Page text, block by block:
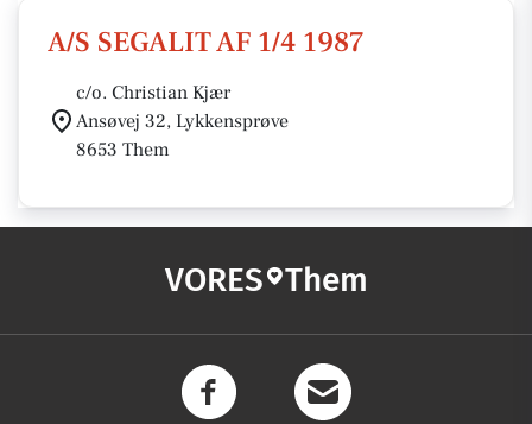
A/S SEGALIT AF 1/4 1987
c/o. Christian Kjær
Ansøvej 32, Lykkensprøve
8653 Them
VORES Them